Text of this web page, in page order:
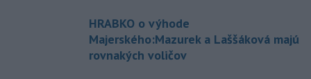
HRABKO o výhode
Majerského:Mazurek a Laššáková majú
rovnakých voličov